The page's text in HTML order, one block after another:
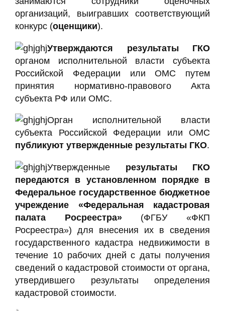
организаций, выигравших соответствующий
конкурс (оценщики).
Утверждаются результаты ГКО
органом исполнительной власти субъекта
Российской Федерации или ОМС путем
принятия нормативно-правового Акта
субъекта РФ или ОМС.
Орган исполнительной власти
субъекта Российской Федерации или ОМС
публикуют утвержденные результаты ГКО.
Утвержденные результаты ГКО
передаются в установленном порядке в
Федеральное государственное бюджетное
учреждение «Федеральная кадастровая
палата Росреестра»(ФГБУ «ФКП
Росреестра») для внесения их в сведения
государственного кадастра недвижимости в
течение 10 рабочих дней с даты получения
сведений о кадастровой стоимости от органа,
утвердившего результаты определения
кадастровой стоимости.